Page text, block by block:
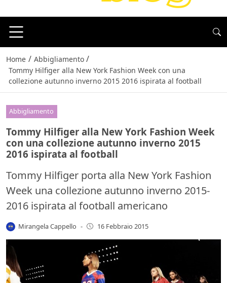
Home / Abbigliamento /
Tommy Hilfiger alla New York Fashion Week con una
collezione autunno inverno 2015 2016 ispirata al football
Abbigliamento
Tommy Hilfiger alla New York Fashion Week
con una collezione autunno inverno 2015
2016 ispirata al football
Tommy Hilfiger porta alla New York Fashion
Week una collezione autunno inverno 2015-
2016 ispirata al football americano
Mirangela Cappello - 16 Febbraio 2015